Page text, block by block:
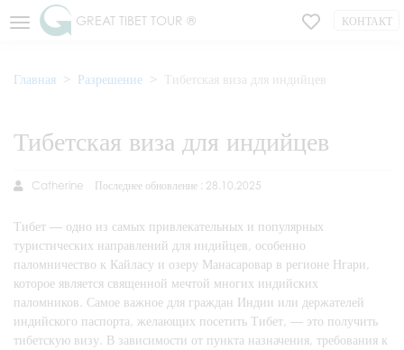
GREAT TIBET TOUR ® КОНТАКТ
Главная Разрешение Тибетская виза для индийцев
Тибетская виза для индийцев
Catherine Последнее обновление : 28.10.2025
Тибет — одно из самых привлекательных и популярных
туристических направлений для индийцев, особенно
паломничество к Кайласу и озеру Манасаровар в регионе Нгари,
которое является священной мечтой многих индийских
паломников. Самое важное для граждан Индии или держателей
индийского паспорта, желающих посетить Тибет, — это получить
тибетскую визу. В зависимости от пункта назначения, требования к